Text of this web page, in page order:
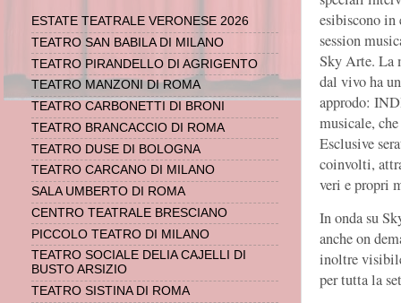
esibiscono in
session
Sky Arte. La
dal vivo ha
approdo:
musicale,
Esclusive
coinvolti,
veri e propri
In onda su
anche on
inoltre
per tutta la
ESTATE TEATRALE VERONESE 2026
TEATRO SAN BABILA DI MILANO
TEATRO PIRANDELLO DI AGRIGENTO
TEATRO MANZONI DI ROMA
TEATRO CARBONETTI DI BRONI
TEATRO BRANCACCIO DI ROMA
TEATRO DUSE DI BOLOGNA
TEATRO CARCANO DI MILANO
SALA UMBERTO DI ROMA
CENTRO TEATRALE BRESCIANO
PICCOLO TEATRO DI MILANO
TEATRO SOCIALE DELIA CAJELLI DI
BUSTO ARSIZIO
TEATRO SISTINA DI ROMA